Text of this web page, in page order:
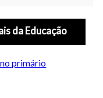
da Educação
primário